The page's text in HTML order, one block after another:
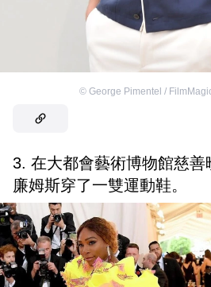
© George Pimentel /
3. 在大都會藝術博物館慈善
廉姆斯穿了一雙運動鞋。